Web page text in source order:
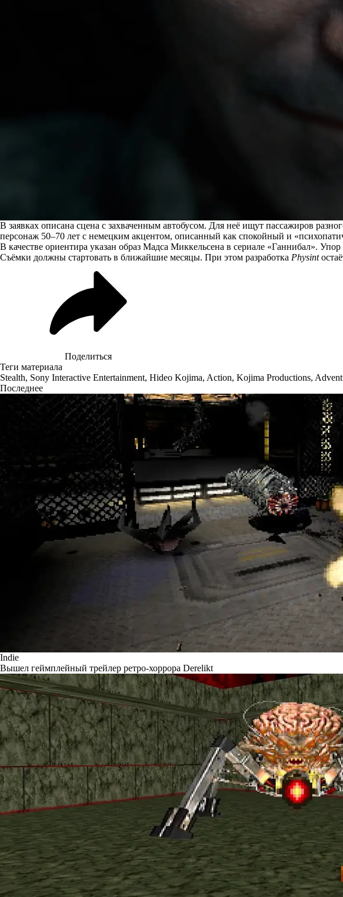
В заявках описана сцена с захваченным автобусом. Для неё ищут пассажиров
персонаж 50–70 лет с немецким акцентом, описанный как спокойный и
В качестве ориентира указан образ Мадса Миккельсена в сериале «Ганнибал».
Съёмки должны стартовать в ближайшие месяцы. При этом разработка Physint
Поделиться
Теги материала
Stealth, Sony Interactive Entertainment, Hideo Kojima, Action, Kojima Productions,
Последнее
Indie
Вышел геймплейный трейлер ретро-хоррора Derelikt